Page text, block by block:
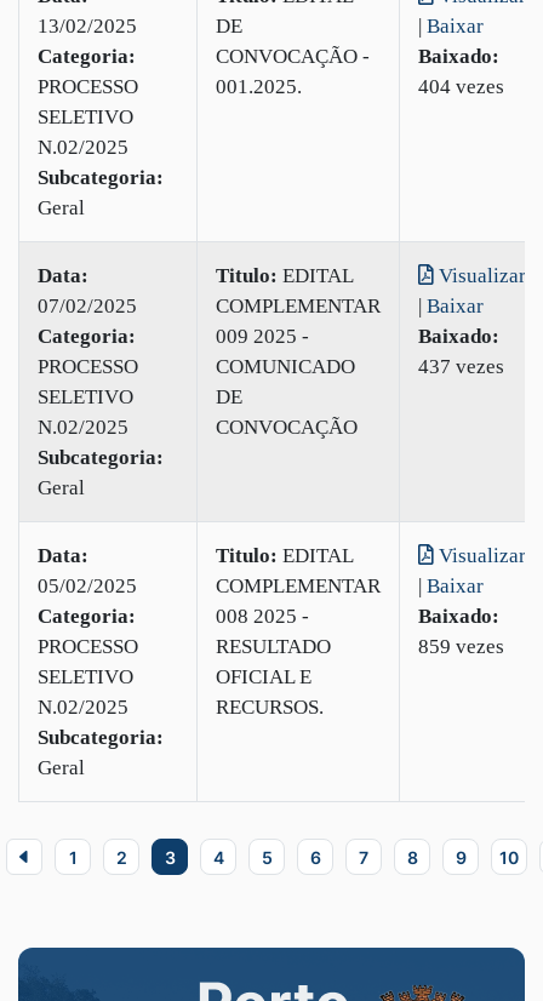
13/02/2025
Categoria:
PROCESSO
SELETIVO
N.02/2025
Subcategoria:
Geral
DE
CONVOCAÇÃO -
001.2025.
| Baixar
Baixado:
404 vezes
Data:
07/02/2025
Categoria:
PROCESSO
SELETIVO
N.02/2025
Subcategoria:
Geral
Titulo: EDITAL
COMPLEMENTAR
009 2025 -
COMUNICADO
DE
CONVOCAÇÃO
Visualizar
| Baixar
Baixado:
437 vezes
Data:
05/02/2025
Categoria:
PROCESSO
SELETIVO
N.02/2025
Subcategoria:
Geral
Titulo: EDITAL
COMPLEMENTAR
008 2025 -
RESULTADO
OFICIAL E
RECURSOS.
Visualizar
| Baixar
Baixado:
859 vezes
1 2 3 4 5 6 7 8 9 10